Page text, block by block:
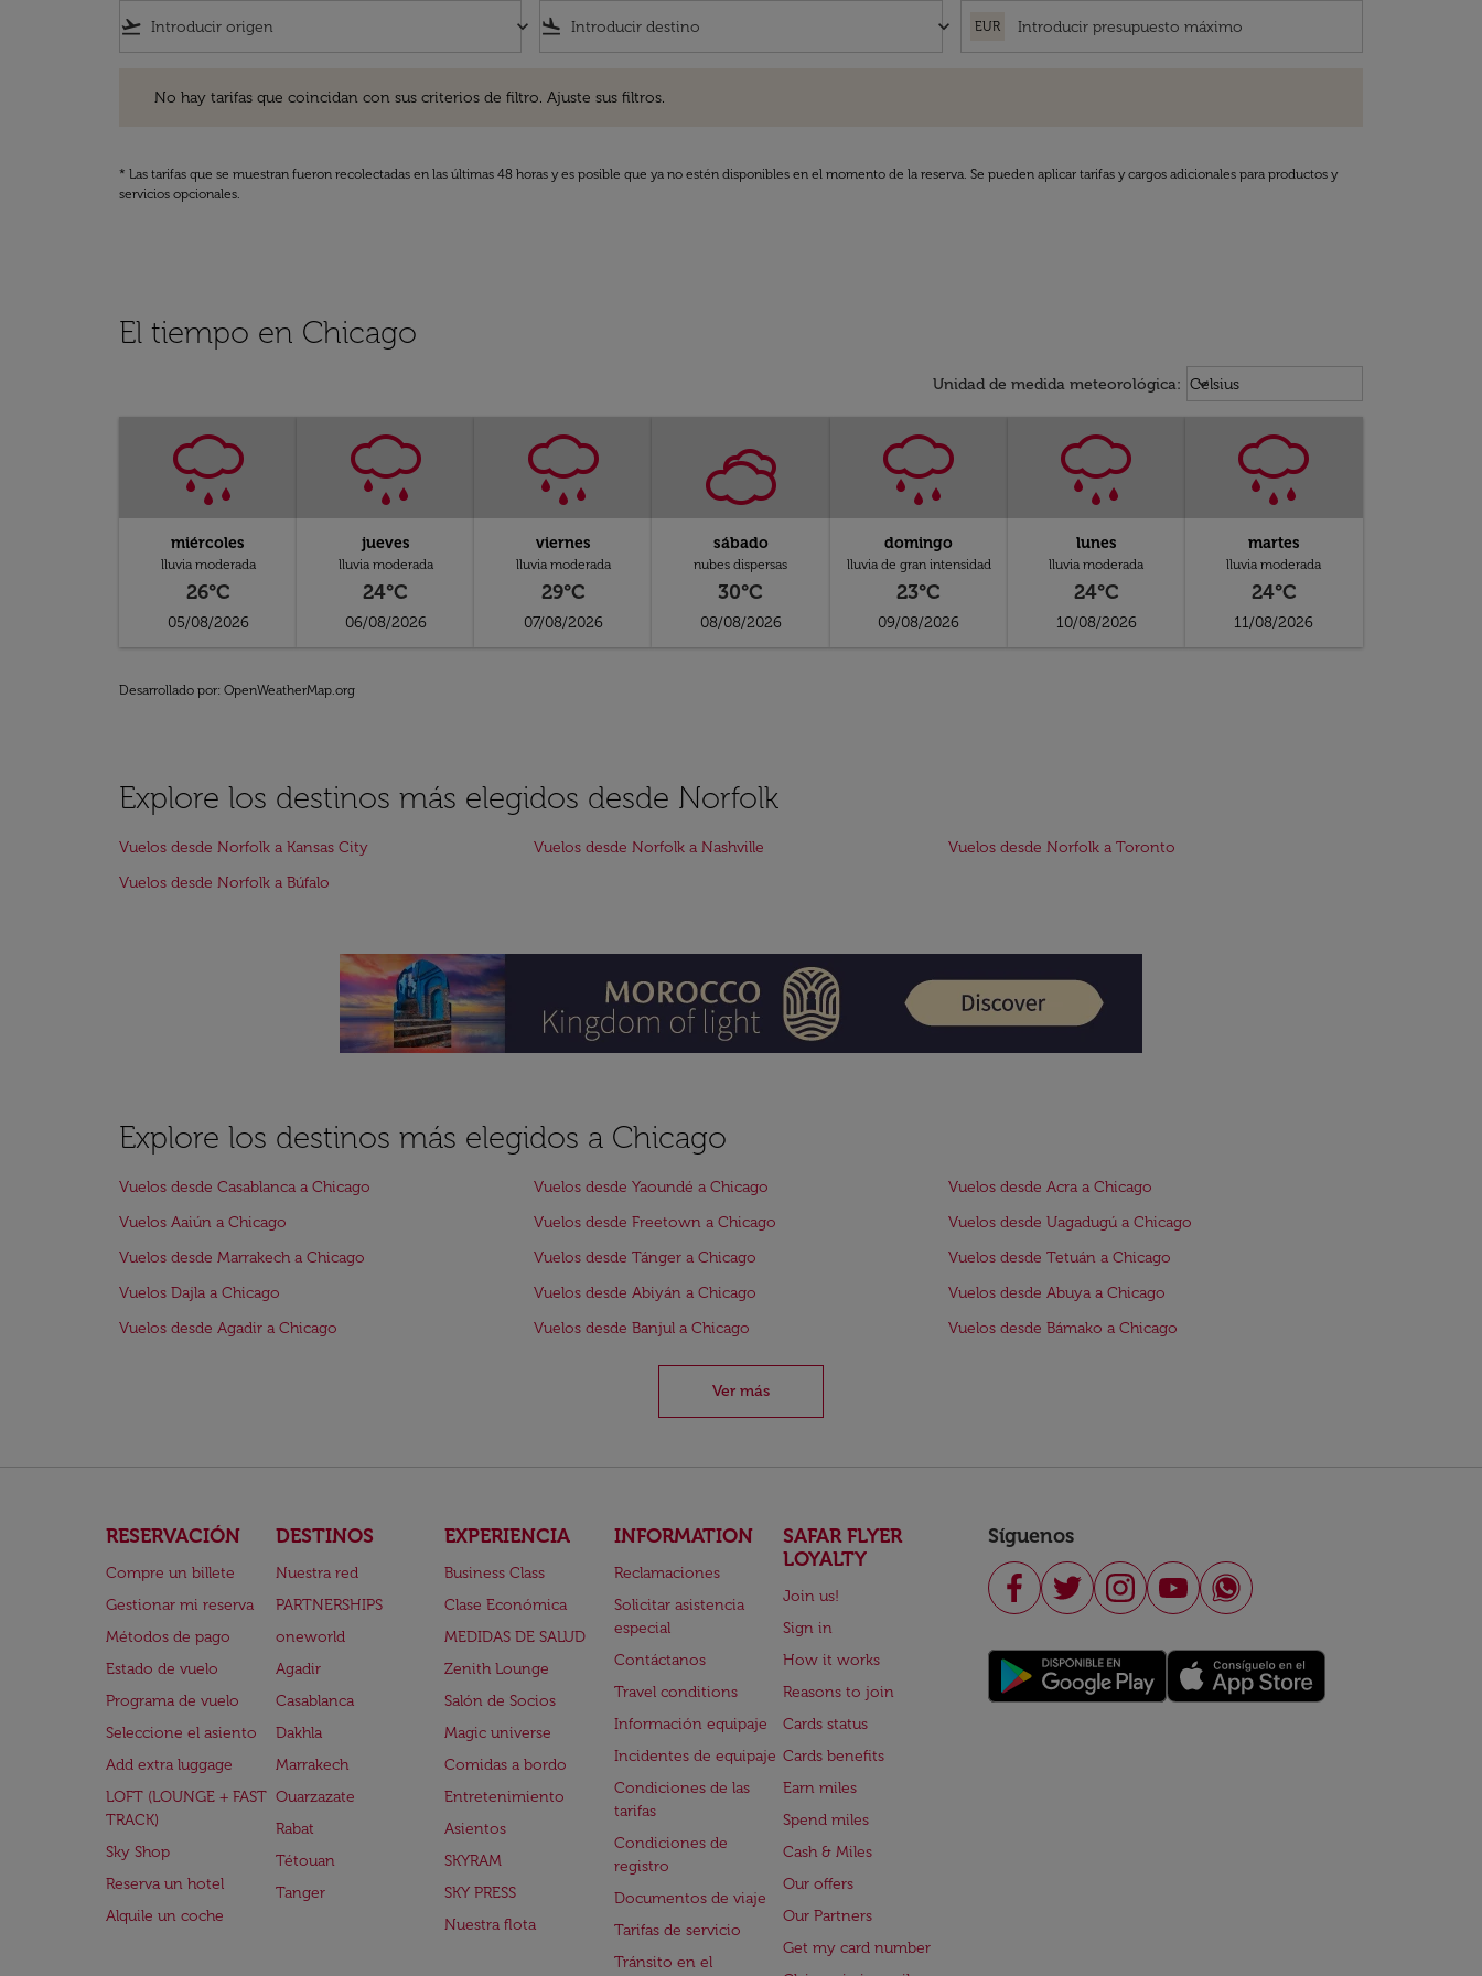
flight_takeoff keyboard_arrow_down flight_land keyboard_arrow_down EUR
No hay tarifas que coincidan con sus criterios de filtro. Ajuste sus filtros.
* Las tarifas que se muestran fueron recolectadas en las últimas 48 horas y es posible que ya no estén disponibles en el momento de la reserva. Se pueden aplicar tarifas y cargos adicionales para productos y
servicios opcionales.
El tiempo en Chicago
Unidad de medida meteorológica: Weather unit option Celsius
Celsius
keyboard_arrow_down
miércoles
lluvia moderada
26°C
05/08/2026
jueves
lluvia moderada
24°C
06/08/2026
viernes
lluvia moderada
29°C
07/08/2026
sábado
nubes dispersas
30°C
08/08/2026
domingo
lluvia de gran intensidad
23°C
09/08/2026
lunes
lluvia moderada
24°C
10/08/2026
martes
lluvia moderada
24°C
11/08/2026
Desarrollado por: OpenWeatherMap.org
Explore los destinos más elegidos desde Norfolk
Vuelos desde Norfolk a Kansas City Vuelos desde Norfolk a Nashville
Vuelos desde Norfolk a Toronto
Vuelos desde Norfolk a Búfalo
Explore los destinos más elegidos a Chicago
Vuelos desde Casablanca a Chicago Vuelos desde Yaoundé a Chicago
Vuelos desde Acra a Chicago
Vuelos Aaiún a Chicago
Vuelos desde Freetown a Chicago
Vuelos desde Uagadugú a Chicago
Vuelos desde Marrakech a Chicago
Vuelos desde Tánger a Chicago
Vuelos desde Tetuán a Chicago
Vuelos Dajla a Chicago
Vuelos desde Abiyán a Chicago
Vuelos desde Abuya a Chicago
Vuelos desde Agadir a Chicago
Vuelos desde Banjul a Chicago Vuelos desde Bámako a Chicago
Ver más
RESERVACIÓN
Compre un billete
Gestionar mi reserva
Métodos de pago
Estado de vuelo
Programa de vuelo
Seleccione el asiento
Add extra luggage
LOFT (LOUNGE + FAST
TRACK)
Sky Shop
Reserva un hotel
Alquile un coche
DESTINOS
Nuestra red
PARTNERSHIPS
oneworld
Agadir
Casablanca
Dakhla
Marrakech
Ouarzazate
Rabat
Tétouan
Tanger
EXPERIENCIA
Business Class
Clase Económica
MEDIDAS DE SALUD
Zenith Lounge
Salón de Socios
Magic universe
Comidas a bordo
Entretenimiento
Asientos
SKYRAM
SKY PRESS
Nuestra flota
INFORMATION
Reclamaciones
Solicitar asistencia
especial
Contáctanos
Travel conditions
Información equipaje
Incidentes de equipaje
Condiciones de las
tarifas
Condiciones de
registro
Documentos de viaje
Tarifas de servicio
Tránsito en el
SAFAR FLYER
LOYALTY
Join us!
Sign in
How it works
Reasons to join
Cards status
Cards benefits
Earn miles
Spend miles
Cash & Miles
Our offers
Our Partners
Get my card number
Síguenos